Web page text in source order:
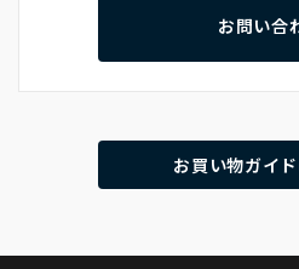
お問い合
お買い物ガイ